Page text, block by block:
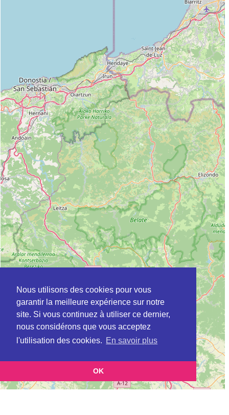
Nous utilisons des cookies pour vous
garantir la meilleure expérience sur notre
site. Si vous continuez à utiliser ce dernier,
nous considérons que vous acceptez
l'utilisation des cookies. En savoir plus
OK